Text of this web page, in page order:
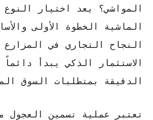
المواشي؟ يعد اختيار
الماشية الخطوة الأولى
النجاح التجاري في المزارع
الاستثمار الذكييبدأ دائماً
الدقيقة بمتطلبات السوق
تعتبر عملية تسمين العجول